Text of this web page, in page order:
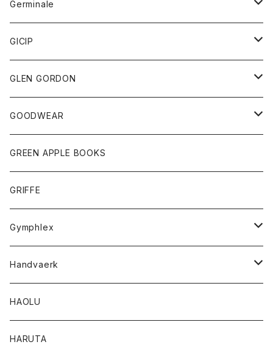
ボトム
アウター
パーカー
グッズ
ネクタイ
チーフ
トップス
シャツ
タンクトップ
ボトム
ショートパンツ
スカート
レディース
スカート
Tシャツ
Germinale
靴
サンダル
GICIP
トップス
Tシャツ
GLEN GORDON
グッズ
手袋
GOODWEAR
トップス
Tシャツ
GREEN APPLE BOOKS
GRIFFE
Gymphlex
アウター
カーディガン
コート
トップス
シャツ
レディース
Handvaerk
トップス
Tシャツ
HAOLU
HARUTA